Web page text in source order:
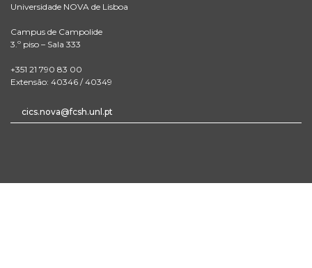
Universidade NOVA de Lisboa
Campus de Campolide
3.º piso – Sala 333
+351 21 790 83 00
Extensão: 40346 / 40349
cics.nova@fcsh.unl.pt